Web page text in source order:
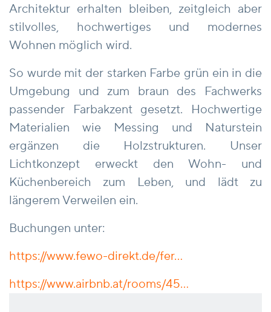
Architektur erhalten bleiben, zeitgleich aber
stilvolles, hochwertiges und modernes
Wohnen möglich wird.
So wurde mit der starken Farbe grün ein in die
Umgebung und zum braun des Fachwerks
passender Farbakzent gesetzt. Hochwertige
Materialien wie Messing und Naturstein
ergänzen die Holzstrukturen. Unser
Lichtkonzept erweckt den Wohn- und
Küchenbereich zum Leben, und lädt zu
längerem Verweilen ein.
Buchungen unter:
https://www.fewo-direkt.de/fer...
https://www.airbnb.at/rooms/45...